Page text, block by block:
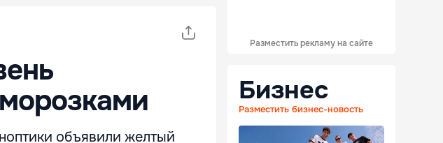
объявили желтый
Разместить рекламу на сайте
Бизнес
Разместить бизнес-новость